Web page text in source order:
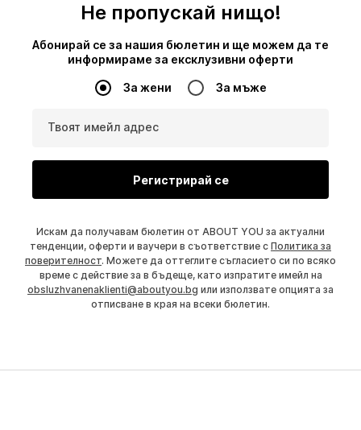
Не пропускай нищо!
Абонирай се за нашия бюлетин и ще можем да те
информираме за ексклузивни оферти
За жени За мъже
Твоят имейл адрес
Регистрирай се
Искам да получавам бюлетин от ABOUT YOU за актуални
тенденции, оферти и ваучери в съответствие с Политика за
поверителност. Можете да оттеглите съгласието си по всяко
време с действие за в бъдеще, като изпратите имейл на
obsluzhvanenaklienti@aboutyou.bg или използвате опцията за
отписване в края на всеки бюлетин.